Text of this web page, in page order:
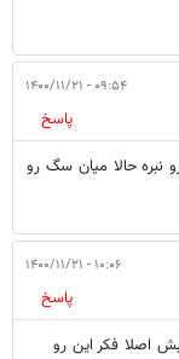
۰۹:۵۴ - ۱۴۰۰/۱۱/۲۱
پاسخ
نبره حالا میان سگ رو
۱۰:۰۶ - ۱۴۰۰/۱۱/۲۱
پاسخ
اصلا فکر این رو